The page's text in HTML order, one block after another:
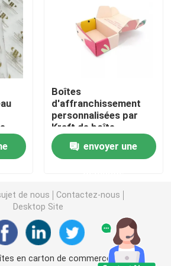
polychromes
imprimable
imprimable
en papier imprimé
adhésif
Boîtes
d'affranchissement
personnalisées par
Kraft de boîte
d'emballage de papier
imprimé par carton
ondulé
envoyer une
de nous
Contactez-nous
Desktop Site
en carton de commerce